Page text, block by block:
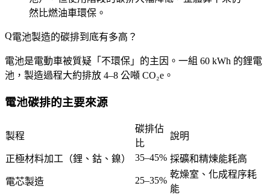
然比燃油車環保。
電池製造的碳排到底有多高？
電池是電動車被質疑「不環保」的主因。一組 60 kWh 的鋰電
池，製造過程大約排放 4–8 公噸 CO₂e。
電池碳排的主要來源
製程
碳排佔
比
說明
正極材料加工（鋰、鈷、鎳） 35–45% 採礦和精煉能耗高
電芯製造 25–35%
乾燥室、化成程序耗
能